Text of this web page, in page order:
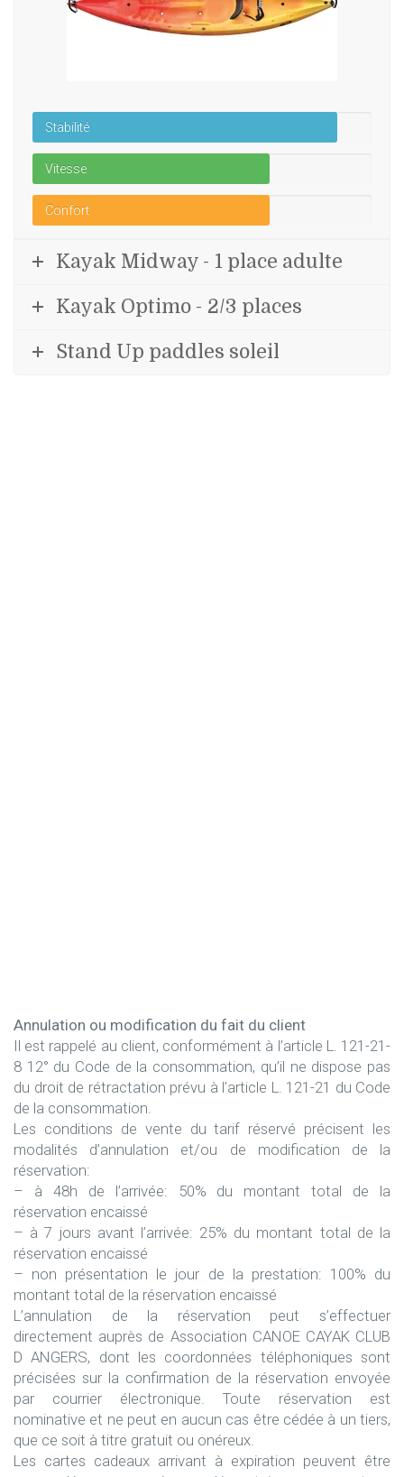
Stabilité
Vitesse
Confort
Kayak Midway - 1 place adulte
Kayak Optimo - 2/3 places
Stand Up paddles soleil
Annulation ou modification du fait du client
Il est rappelé au client, conformément à l’article L. 121-21-
8 12° du Code de la consommation, qu’il ne dispose pas
du droit de rétractation prévu à l’article L. 121-21 du Code
de la consommation.
Les conditions de vente du tarif réservé précisent les
modalités d’annulation et/ou de modification de la
réservation:
– à 48h de l’arrivée: 50% du montant total de la
réservation encaissé
– à 7 jours avant l’arrivée: 25% du montant total de la
réservation encaissé
– non présentation le jour de la prestation: 100% du
montant total de la réservation encaissé
L’annulation de la réservation peut s’effectuer
directement auprès de Association CANOE CAYAK CLUB
D ANGERS, dont les coordonnées téléphoniques sont
précisées sur la confirmation de la réservation envoyée
par courrier électronique. Toute réservation est
nominative et ne peut en aucun cas être cédée à un tiers,
que ce soit à titre gratuit ou onéreux.
Les cartes cadeaux arrivant à expiration peuvent être